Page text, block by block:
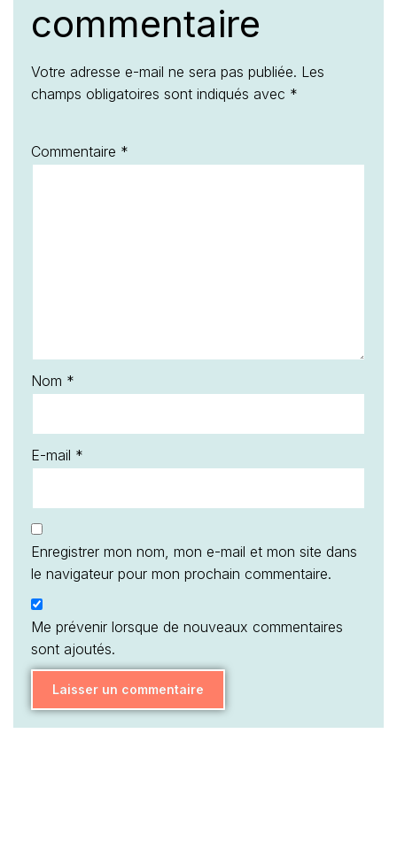
commentaire
Votre adresse e-mail ne sera pas publiée. Les
champs obligatoires sont indiqués avec *
Commentaire *
Nom *
E-mail *
Enregistrer mon nom, mon e-mail et mon site dans
le navigateur pour mon prochain commentaire.
Me prévenir lorsque de nouveaux commentaires
sont ajoutés.